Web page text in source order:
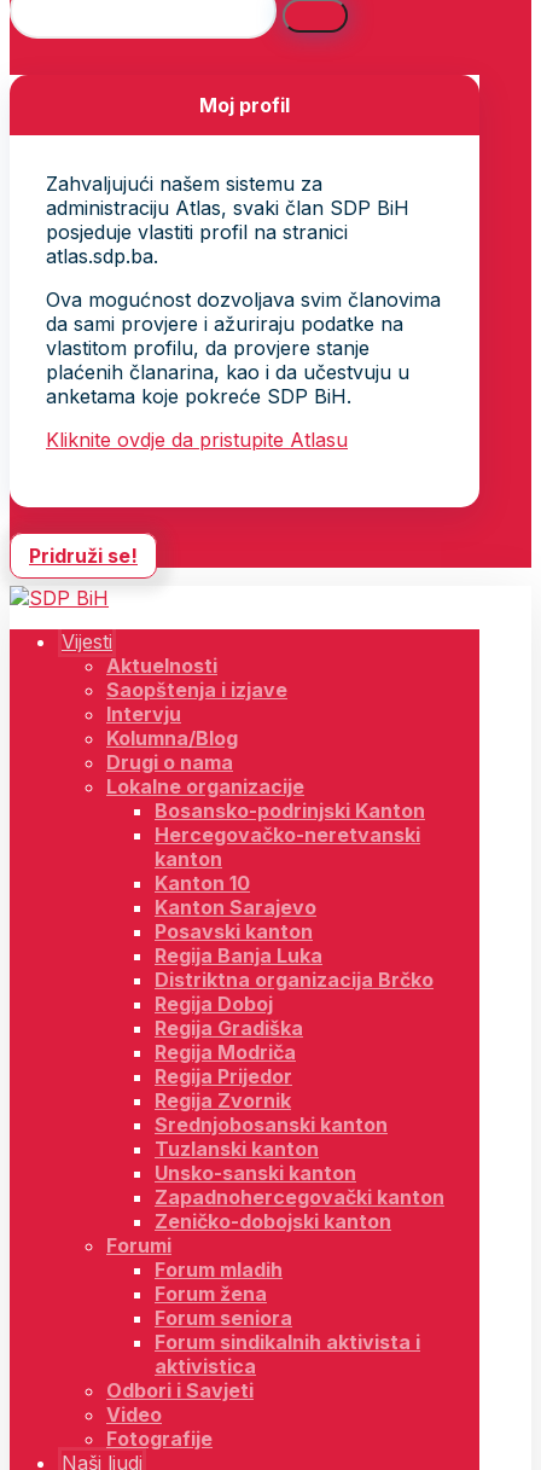
Moj profil
Zahvaljujući našem sistemu za
administraciju Atlas, svaki član SDP BiH
posjeduje vlastiti profil na stranici
atlas.sdp.ba.
Ova mogućnost dozvoljava svim članovima
da sami provjere i ažuriraju podatke na
vlastitom profilu, da provjere stanje
plaćenih članarina, kao i da učestvuju u
anketama koje pokreće SDP BiH.
Kliknite ovdje da pristupite Atlasu
Pridruži se!
Vijesti
Aktuelnosti
Saopštenja i izjave
Intervju
Kolumna/Blog
Drugi o nama
Lokalne organizacije
Bosansko-podrinjski Kanton
Hercegovačko-neretvanski
kanton
Kanton 10
Kanton Sarajevo
Posavski kanton
Regija Banja Luka
Distriktna organizacija Brčko
Regija Doboj
Regija Gradiška
Regija Modriča
Regija Prijedor
Regija Zvornik
Srednjobosanski kanton
Tuzlanski kanton
Unsko-sanski kanton
Zapadnohercegovački kanton
Zeničko-dobojski kanton
Forumi
Forum mladih
Forum žena
Forum seniora
Forum sindikalnih aktivista i
aktivistica
Odbori i Savjeti
Video
Fotografije
Naši ljudi